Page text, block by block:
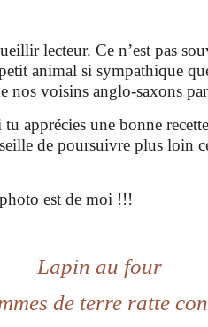
lecteur. Ce n’est pas
animal si sympathique
nos voisins anglo-saxons
apprécies une bonne
de poursuivre plus loin
est de moi !!!
Lapin au four
de terre ratte